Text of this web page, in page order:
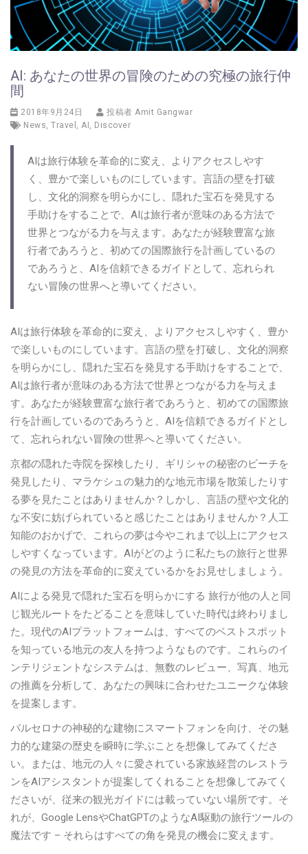
AI: あなたの世界の冒険のための究極の旅行仲
間
2018年9月24日 投稿者 Amit Gangwar
News, Travel , AI , Discover
AIは旅行体験を革命的に変え、よりアクセスしやす
く、豊かで楽しいものにしています。言語の壁を打破
し、文化的洞察を明らかにし、隠れた宝石を発見する
手助けをすることで、AIは旅行者が意味のある方法で
世界とつながる力を与えます。あなたが経験豊富な旅
行者であろうと、初めての国際旅行を計画しているの
であろうと、AIを信頼できるガイドとして、忘れられ
ない冒険の世界へと導いてください。
AIは旅行体験を革命的に変え、よりアクセスしやすく、豊か
で楽しいものにしています。言語の壁を打破し、文化的洞察
を明らかにし、隠れた宝石を発見する手助けをすることで、
AIは旅行者が意味のある方法で世界とつながる力を与えま
す。あなたが経験豊富な旅行者であろうと、初めての国際旅
行を計画しているのであろうと、AIを信頼できるガイドとし
て、忘れられない冒険の世界へと導いてください。
京都の隠れた寺院を探検したり、ギリシャの秘密のビーチを
発見したり、マラケシュの魅力的な地元市場を散策したりす
る夢を見たことはありませんか？しかし、言語の壁や文化的
な不安に妨げられていると感じたことはありませんか？人工
知能のおかげで、これらの夢は今やこれまで以上にアクセス
しやすくなっています。AIがどのように私たちの旅行と世界
の発見の方法を革命的に変えているかをお見せしましょう。
AIによる発見で隠れた宝石を明らかにする 旅行が他の人と同
じ観光ルートをたどることを意味していた時代は終わりまし
た。現代のAIプラットフォームは、すべてのベストスポット
を知っている地元の友人を持つようなものです。これらのイ
ンテリジェントなシステムは、無数のレビュー、写真、地元
の推薦を分析して、あなたの興味に合わせたユニークな体験
を提案します。
バルセロナの神秘的な建物にスマートフォンを向け、その魅
力的な建築の歴史を瞬時に学ぶことを想像してみてくださ
い。または、地元の人々に愛されている家族経営のレストラ
ンをAIアシスタントが提案してくれることを想像してみてく
ださいが、従来の観光ガイドには載っていない場所です。そ
れが、Google LensやChatGPTのようなAI駆動の旅行ツールの
魔法です – それらはすべての角を発見の機会に変えます。